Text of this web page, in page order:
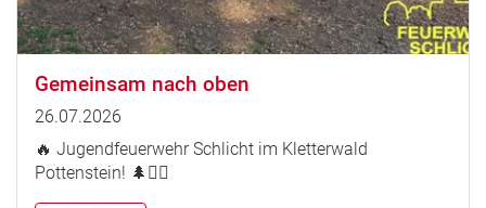
Gemeinsam nach oben
26.07.2026
🔥 Jugendfeuerwehr Schlicht im Kletterwald
Pottenstein! 🌲🧗‍♀️